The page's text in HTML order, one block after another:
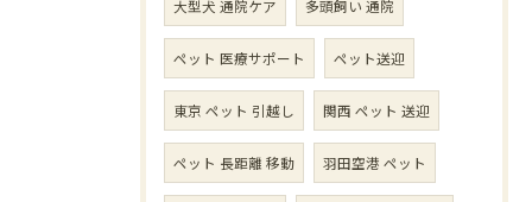
大型犬 通院ケア 多頭飼い 通院
ペット 医療サポート ペット送迎
東京 ペット 引越し 関西 ペット 送迎
ペット 長距離 移動 羽田空港 ペット